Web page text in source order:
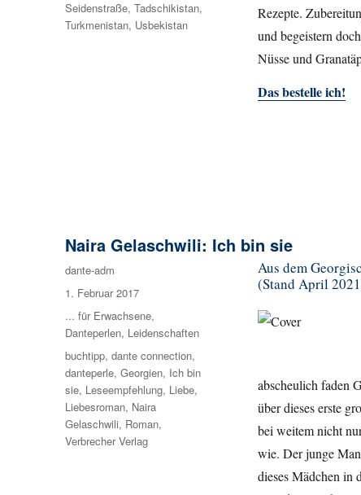
Rezepte.
und begeistern
Nüsse und
Das bestelle ich!
Seidenstraße,Tadschikistan,
Turkmenistan, Usbekistan
Naira Gelaschwili: Ich bin sie
Aus dem
(Stand April
abscheulich faden
über dieses erste
bei weitem nicht
wie. Der junge
dieses Mädchen
Autor
dante-adm
Veröffentlicht
am
1. Februar 2017
Kategorien
... für Erwachsene,
Danteperlen, Leidenschaften
Schlagwörter
buchtipp,dante connection,
danteperle,Georgien, Ich bin
sie, Leseempfehlung, Liebe,
Liebesroman, Naira
Gelaschwili, Roman,
Verbrecher Verlag